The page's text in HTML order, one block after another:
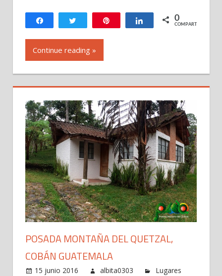
San
Juan
Cotzal,
El
Quiché,
Guatemala
Compartir Twittear Compartir
0
COMPARTIR
Continue reading »
POSADA MONTAÑA DEL QUETZAL,
COBÁN GUATEMALA
15 junio 2016 albita0303
Lugares